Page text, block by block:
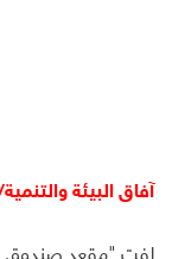
آفاق البيئة